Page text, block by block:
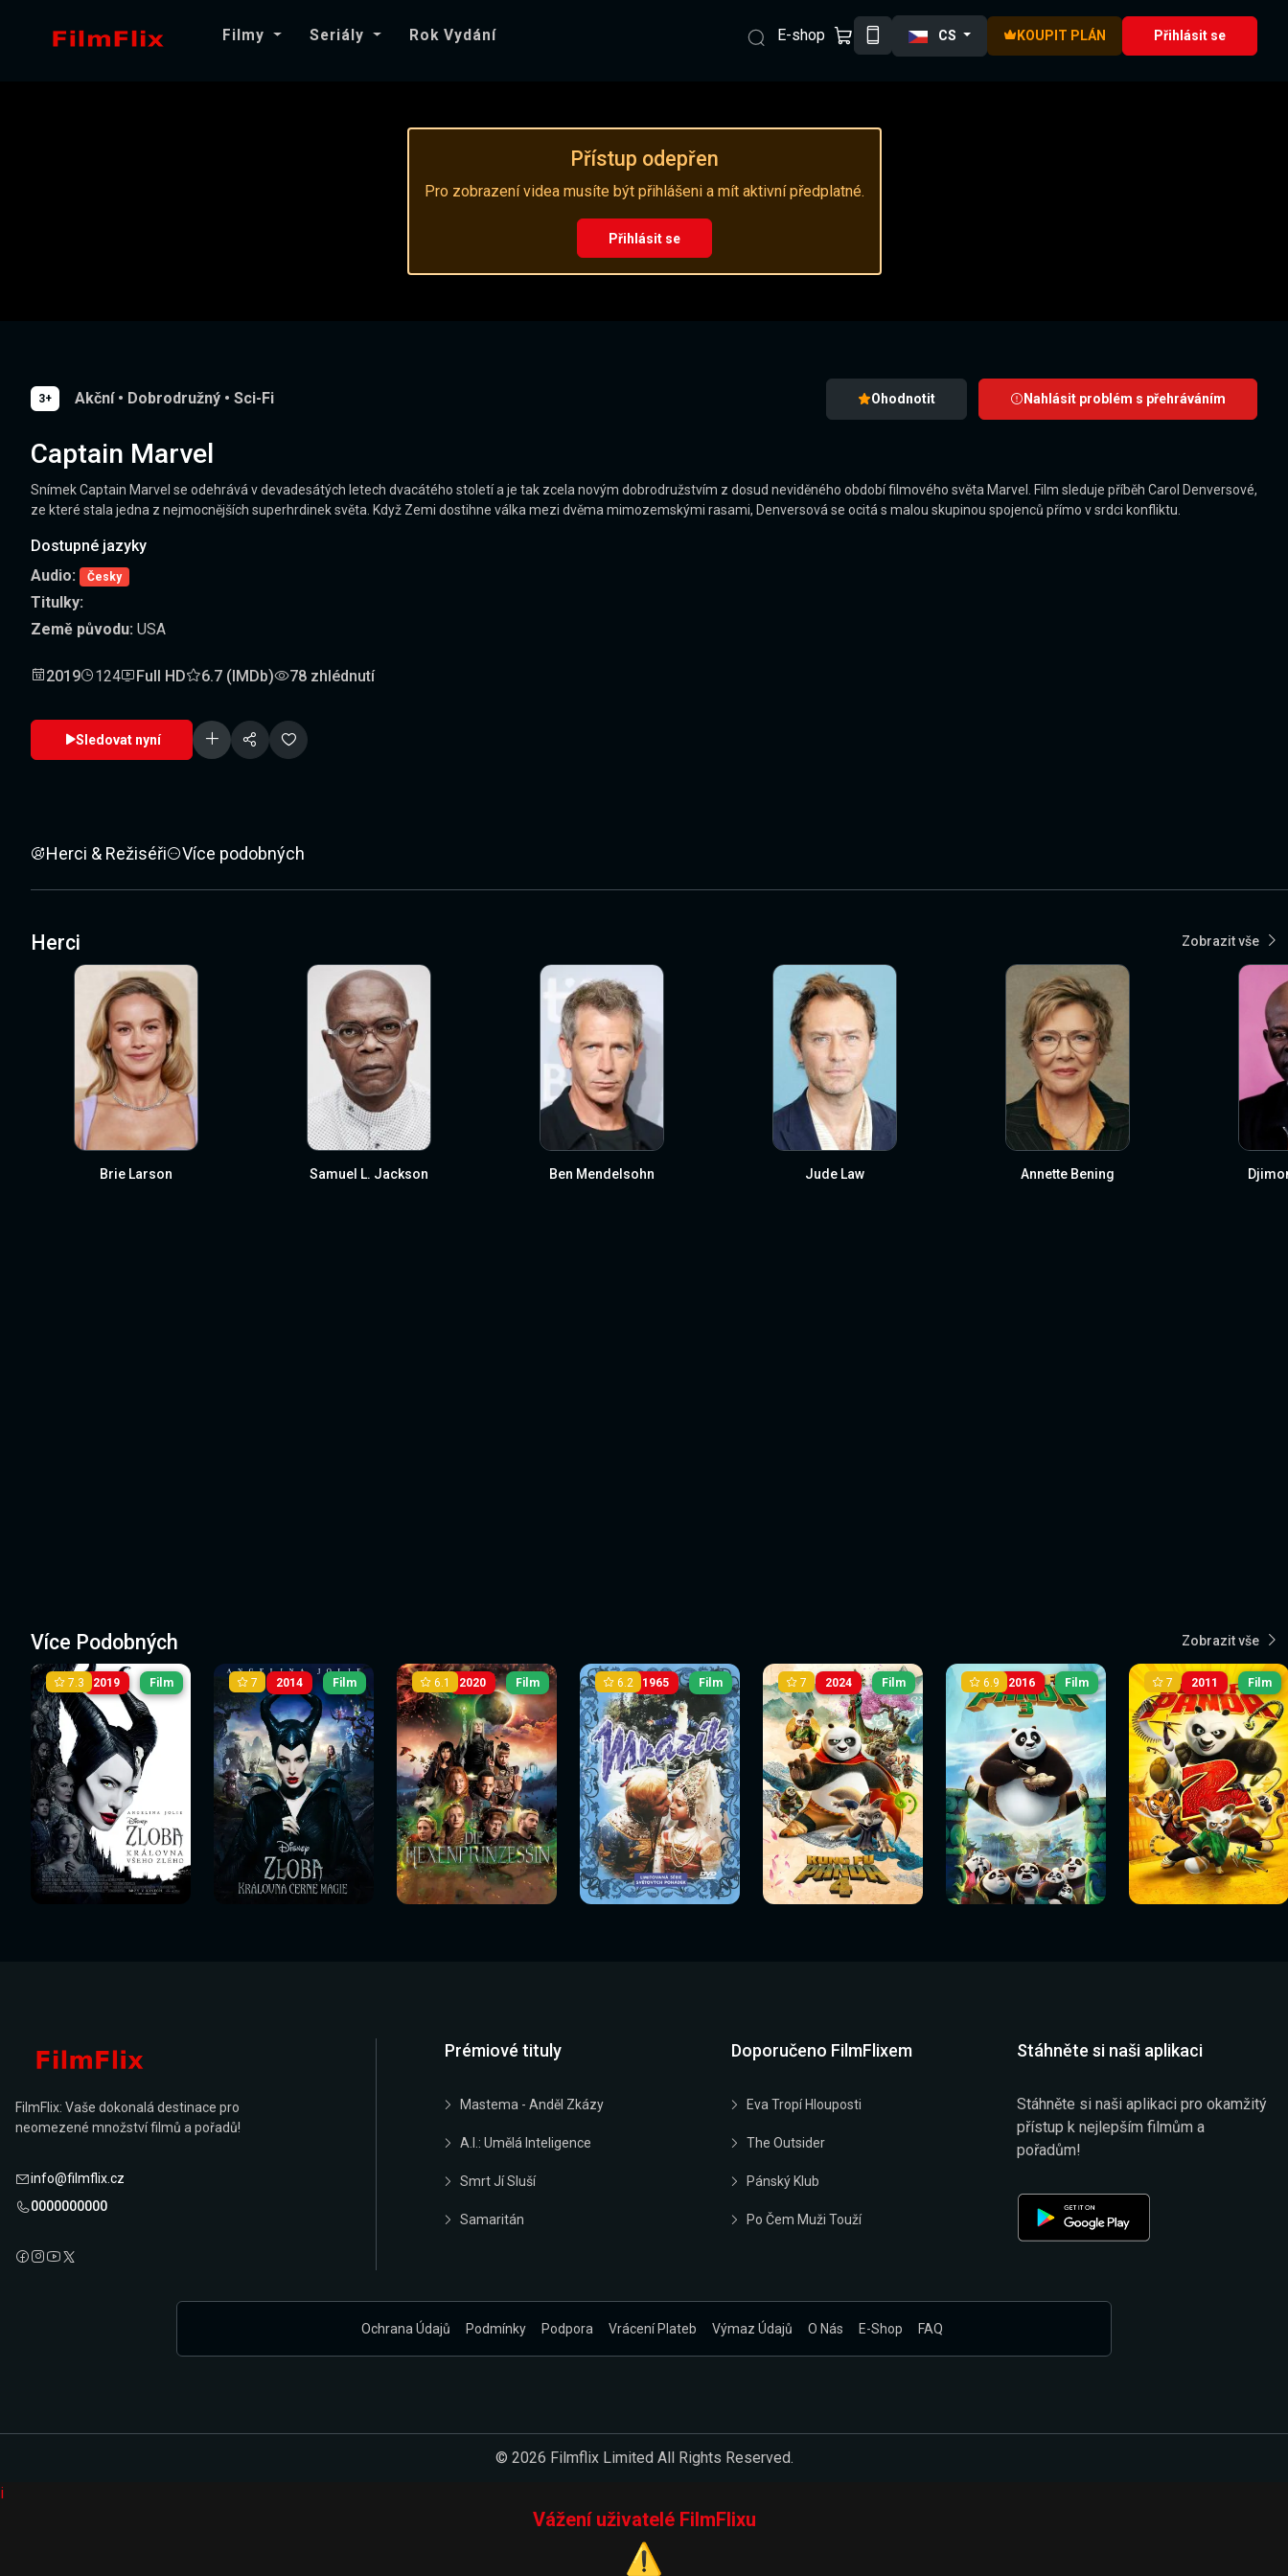
Filmy Seriály Rok Vydání E-shop CS KOUPIT PLÁN Přihlásit se
Přístup odepřen
Pro zobrazení videa musíte být přihlášeni a mít aktivní předplatné.
Přihlásit se
3+ Akční • Dobrodružný • Sci-Fi Ohodnotit Nahlásit problém s přehráváním
Captain Marvel
Snímek Captain Marvel se odehrává v devadesátých letech dvacátého století a je tak zcela novým dobrodružstvím z dosud neviděného období filmového světa Marvel. Film sleduje příběh Carol Denversové,
ze které stala jedna z nejmocnějších superhrdinek světa. Když Zemi dostihne válka mezi dvěma mimozemskými rasami, Denversová se ocitá s malou skupinou spojenců přímo v srdci konfliktu.
Dostupné jazyky
Audio:
Česky
Titulky:
Země původu: USA
2019 124 Full HD 6.7 (IMDb) 78 zhlédnutí
Sledovat nyní
Herci & Režiséři Více podobných
Herci Zobrazit vše
Brie Larson Samuel L. Jackson Ben Mendelsohn Jude Law Annette Bening
Více Podobných Zobrazit vše
2019
Sledovat
nyní
7.3 Film
Sledovat nyní
2014
Sledovat
nyní
7 Film
Sledovat nyní
2020
Sledovat
nyní
6.1 Film
Sledovat nyní
1965
Sledovat
nyní
6.2 Film
Sledovat nyní
2024
Sledovat
nyní
7 Film
Sledovat nyní
2016
Sledovat
nyní
6.9 Film
Sledovat nyní
2011
Sledovat
nyní
7 Film
Sledovat nyní
FilmFlix: Vaše dokonalá destinace pro
neomezené množství filmů a pořadů!
info@filmflix.cz
0000000000
Prémiové tituly
Mastema - Anděl Zkázy
A.I.: Umělá Inteligence
Smrt Jí Sluší
Samaritán
Doporučeno FilmFlixem
Eva Tropí Hlouposti
The Outsider
Pánský Klub
Po Čem Muži Touží
Stáhněte si naši aplikaci
Stáhněte si naši aplikaci pro okamžitý
přístup k nejlepším filmům a
pořadům!
Ochrana Údajů Podmínky Podpora Vrácení Plateb Výmaz Údajů O Nás E-Shop FAQ
© 2026 Filmflix Limited All Rights Reserved.
i
Vážení uživatelé FilmFlixu
⚠️